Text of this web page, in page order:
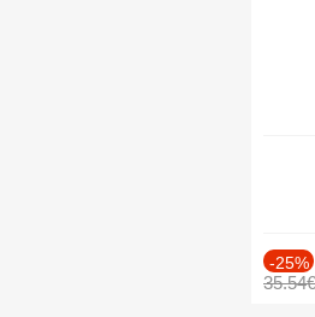
-25%
35.54€